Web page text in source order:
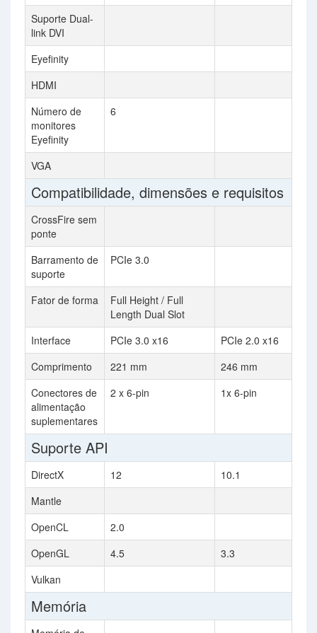
Suporte Dual-
link DVI
Eyefinity
HDMI
Número de
monitores
Eyefinity
6
VGA
Compatibilidade, dimensões e requisitos
CrossFire sem
ponte
Barramento de
suporte
PCIe 3.0
Fator de forma
Full Height / Full
Length Dual Slot
Interface
PCIe 3.0 x16
PCIe 2.0 x16
Comprimento
221 mm
246 mm
Conectores de
alimentação
suplementares
2 x 6-pin 1x 6-pin
Suporte API
DirectX 12
10.1
Mantle
OpenCL
2.0
OpenGL
4.5
3.3
Vulkan
Memória